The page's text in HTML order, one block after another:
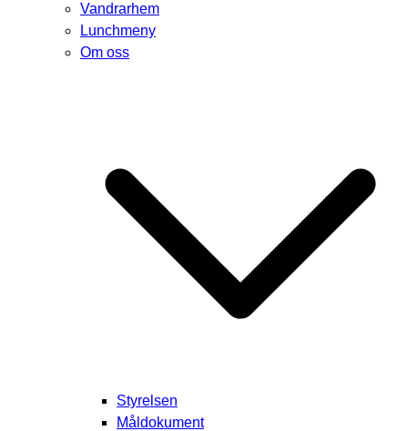
Vandrarhem
Lunchmeny
Om oss
Styrelsen
Måldokument